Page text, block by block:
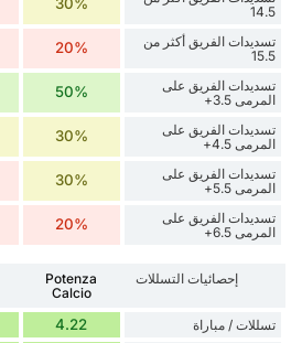
14.5
30%
تسديدات الفريق أكثر من
15.5
20%
تسديدات الفريق على
المرمى 3.5+
50%
تسديدات الفريق على
المرمى 4.5+
30%
تسديدات الفريق على
المرمى 5.5+
30%
تسديدات الفريق على
المرمى 6.5+
20%
إحصائيات التسللات
Potenza
Calcio
تسللات / مباراة 4.22